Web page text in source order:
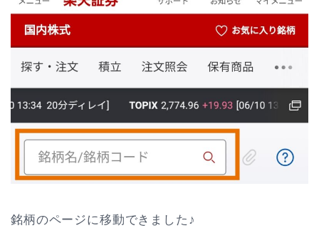
銘柄のページに移動できました♪